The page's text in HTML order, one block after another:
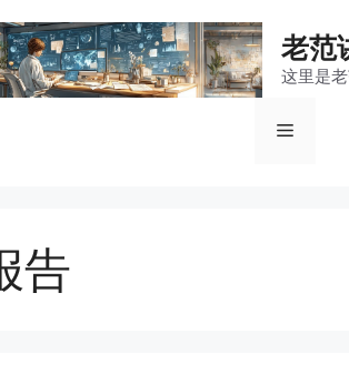
老范
这里是
菜
告